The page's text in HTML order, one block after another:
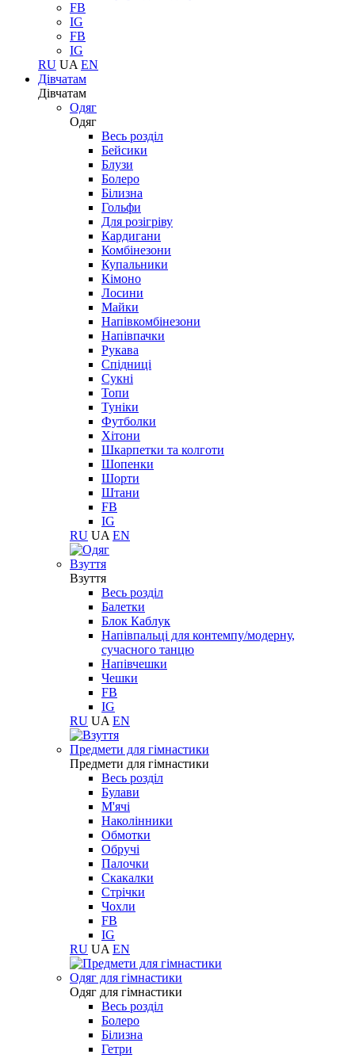
FB
IG
FB
IG
RU UA EN
Дівчатам
Дівчатам
Одяг
Одяг
Весь розділ
Бейсики
Блузи
Болеро
Білизна
Гольфи
Для розігріву
Кардигани
Комбінезони
Купальники
Кімоно
Лосини
Майки
Напівкомбінезони
Напівпачки
Рукава
Спідниці
Сукні
Топи
Туніки
Футболки
Хітони
Шкарпетки та колготи
Шопенки
Шорти
Штани
FB
IG
RU UA EN
Взуття
Взуття
Весь розділ
Балетки
Блок Каблук
Напівпальці для контемпу/модерну,
сучасного танцю
Напівчешки
Чешки
FB
IG
RU UA EN
Предмети для гімнастики
Предмети для гімнастики
Весь розділ
Булави
М'ячі
Наколінники
Обмотки
Обручі
Палочки
Скакалки
Стрічки
Чохли
FB
IG
RU UA EN
Одяг для гімнастики
Одяг для гімнастики
Весь розділ
Болеро
Білизна
Гетри